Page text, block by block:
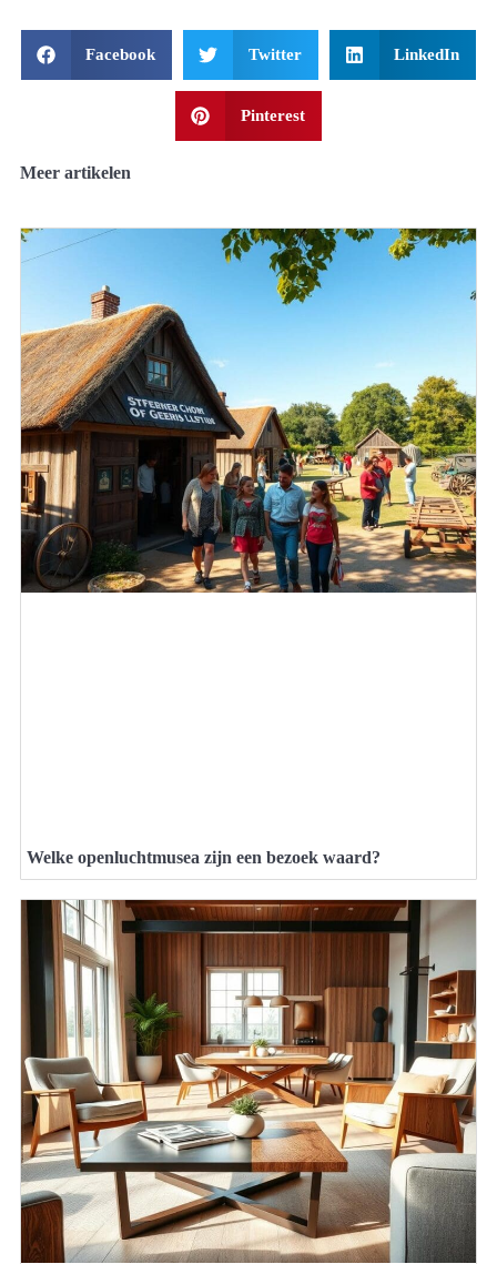
Facebook Twitter LinkedIn
Pinterest
Meer artikelen
Welke openluchtmusea zijn een bezoek waard?